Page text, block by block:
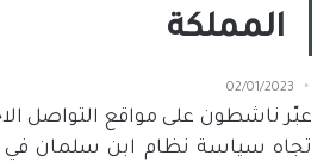
المملكة
02/01/2023
عبّر ناشطون على مواقع التواصل
تجاه سياسة نظام ابن سلمان في